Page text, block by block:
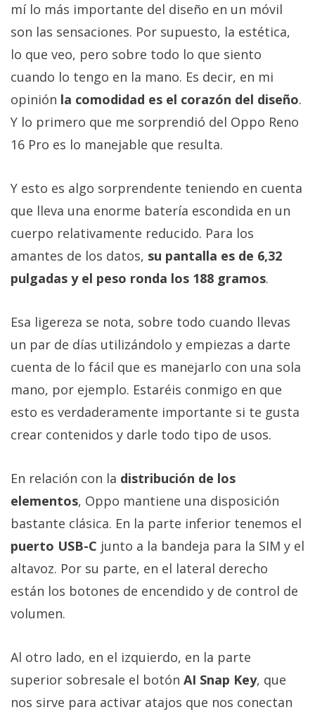
mí lo más importante del diseño en un móvil
son las sensaciones. Por supuesto, la estética,
lo que veo, pero sobre todo lo que siento
cuando lo tengo en la mano. Es decir, en mi
opinión la comodidad es el corazón del diseño.
Y lo primero que me sorprendió del Oppo Reno
16 Pro es lo manejable que resulta.
Y esto es algo sorprendente teniendo en cuenta
que lleva una enorme batería escondida en un
cuerpo relativamente reducido. Para los
amantes de los datos, su pantalla es de 6,32
pulgadas y el peso ronda los 188 gramos.
Esa ligereza se nota, sobre todo cuando llevas
un par de días utilizándolo y empiezas a darte
cuenta de lo fácil que es manejarlo con una sola
mano, por ejemplo. Estaréis conmigo en que
esto es verdaderamente importante si te gusta
crear contenidos y darle todo tipo de usos.
En relación con la distribución de los
elementos, Oppo mantiene una disposición
bastante clásica. En la parte inferior tenemos el
puerto USB-C junto a la bandeja para la SIM y el
altavoz. Por su parte, en el lateral derecho
están los botones de encendido y de control de
volumen.
Al otro lado, en el izquierdo, en la parte
superior sobresale el botón AI Snap Key, que
nos sirve para activar atajos que nos conectan